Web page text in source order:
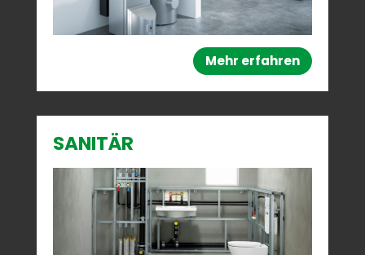
Mehr erfahren
SANITÄR